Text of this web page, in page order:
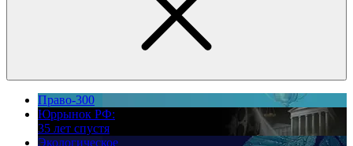
Право-300
Юррынок РФ:
35 лет спустя
Экологическое